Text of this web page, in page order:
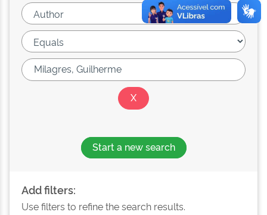
Start a new search
Add filters:
Use filters to refine the search results.